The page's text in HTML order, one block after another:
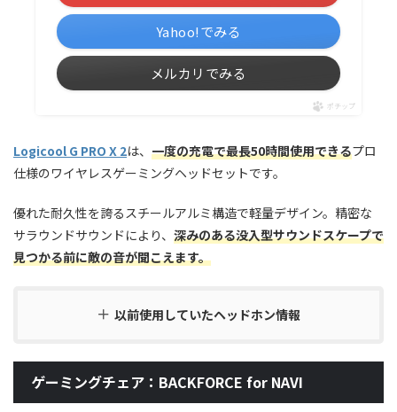
Yahoo!でみる
メルカリでみる
ポチップ
Logicool G PRO X 2は、 一度の充電で最長50時間使用できるプロ
仕様のワイヤレスゲーミングヘッドセットです。
優れた耐久性を誇るスチールアルミ構造で軽量デザイン。精密な
サラウンドサウンドにより、 深みのある没入型サウンドスケープで
見つかる前に敵の音が聞こえます。
以前使用していたヘッドホン情報
ゲーミングチェア：BACKFORCE for NAVI